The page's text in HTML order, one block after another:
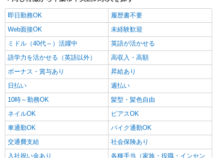
即日勤務OK
履歴書不要
Web面接OK
未経験歓迎
ミドル（40代～）活躍中
英語が活かせる
語学力を活かせる（英語以外）
高収入・高額
ボーナス・賞与あり
昇給あり
日払い
週払い
10時～勤務OK
髪型・髪色自由
ネイルOK
ピアスOK
車通勤OK
バイク通勤OK
交通費支給
社会保険あり
入社祝い金あり
各種手当（家族・役職・インセン